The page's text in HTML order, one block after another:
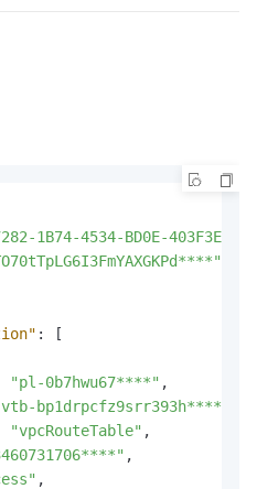
1B74-4534-BD0E-
:
[
"pl-0b7hwu67****" ,
bp1drpcfz9srr393h****"
"vpcRouteTable" ,
,
,